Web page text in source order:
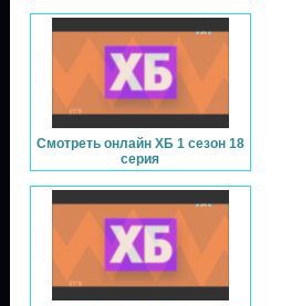
Смотреть онлайн ХБ 1 сезон 18
серия